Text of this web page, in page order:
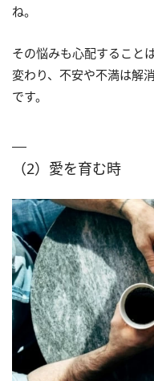
ね。
その悩みも心配すること
変わり、不安や不満は解
です。
（2）愛を育む時